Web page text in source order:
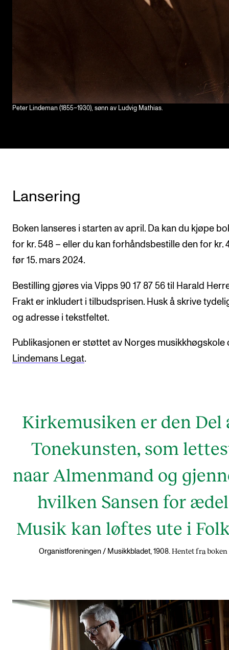
Peter Lindeman (1855–1930), sønn av Ludvig Mathias.
Lansering
Boken lanseres i starten av april. Da kan du kjøpe
for kr. 548 – eller du kan forhåndsbestille den for kr.
før 15. mars 2024.
Bestilling gjøres via Vipps 90 17 87 56 til Harald
Frakt er inkludert i tilbudsprisen. Husk å skrive
og adresse i tekstfeltet.
Publikasjonen er støttet av Norges musikkhøgskole
Lindemans Legat.
Kirkemusiken er den Del
Tonekunsten, som
naar Almenmand og
hvilken Sansen for ædel
Musik kan løftes ute i
Organistforeningen / Musikkbladet, 1908. Hentet fra boken